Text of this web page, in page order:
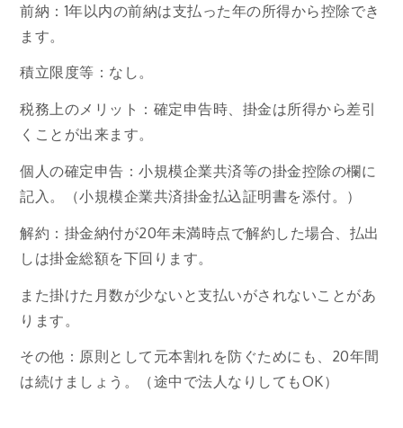
前納：1年以内の前納は支払った年の所得から控除でき
ます。
積立限度等：なし。
税務上のメリット：確定申告時、掛金は所得から差引
くことが出来ます。
個人の確定申告：小規模企業共済等の掛金控除の欄に
記入。（小規模企業共済掛金払込証明書を添付。）
解約：掛金納付が20年未満時点で解約した場合、払出
しは掛金総額を下回ります。
また掛けた月数が少ないと支払いがされないことがあ
ります。
その他：原則として元本割れを防ぐためにも、20年間
は続けましょう。（途中で法人なりしてもOK）